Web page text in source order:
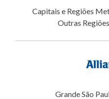
Capitais e Regiões
Outras
Grande São